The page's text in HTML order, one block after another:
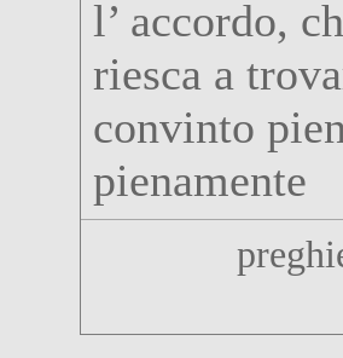
l’ accordo,
riesca a
convinto
pienamente